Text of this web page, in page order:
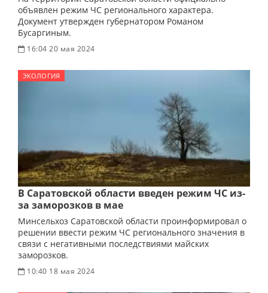
объявлен режим ЧС регионального характера.
Документ утвержден губернатором Романом
Бусаргиным.
16:04 20 мая 2024
ЭКОЛОГИЯ
В Саратовской области введен режим ЧС из-
за заморозков в мае
Минсельхоз Саратовской области проинформировал о
решении ввести режим ЧС регионального значения в
связи с негативными последствиями майских
заморозков.
10:40 18 мая 2024